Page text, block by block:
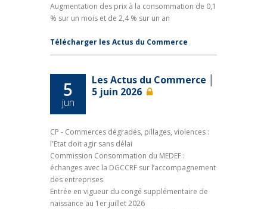
Augmentation des prix à la consommation de 0,1
% sur un mois et de 2,4 % sur un an
Télécharger les Actus du Commerce
5
jun
Les Actus du Commerce │
5 juin 2026
CP - Commerces dégradés, pillages, violences :
l'Etat doit agir sans délai
Commission Consommation du MEDEF :
échanges avec la DGCCRF sur l’accompagnement
des entreprises
Entrée en vigueur du congé supplémentaire de
naissance au 1er juillet 2026